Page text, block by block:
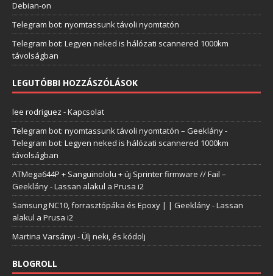
Debian-on
Telegram bot: nyomtassunk távoli nyomtatón
Telegram bot: Legyen neked is hálózati scannered 1000km
távolságban
LEGUTÓBBI HOZZÁSZÓLÁSOK
lee rodriguez -Kapcsolat
Telegram bot: nyomtassunk távoli nyomtatón – Geeklány-
Telegram bot: Legyen neked is hálózati scannered 1000km
távolságban
ATMega644P + Sanguinololu + új Sprinter firmware // Fail –
Geeklány-Lassan alakul a Prusa i2
Samsung NC10, forrasztópáka és Epoxy | | Geeklány-Lassan
alakul a Prusa i2
Martina Varsányi -Ülj neki, és kódolj
BLOGROLL